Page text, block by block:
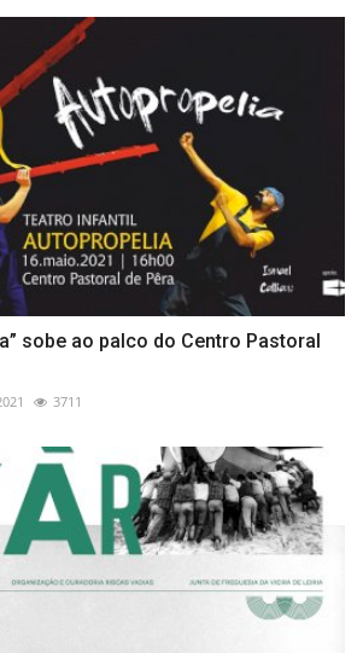
sobe ao palco do Centro Pastoral
3711